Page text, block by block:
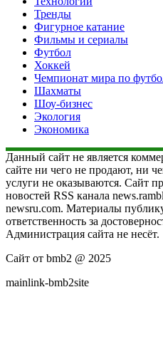
Тренды
Фигурное катание
Фильмы и сериалы
Футбол
Хоккей
Чемпионат мира по
Шахматы
Шоу-бизнес
Экология
Экономика
Данный сайт не является
сайте ни чего не продают, ни
услуги не оказываются. Сайт
новостей RSS канала
newsru.com. Материалы
ответственность за
Администрация сайта не несёт.
Сайт от bmb2 @ 2025
mainlink-bmb2site